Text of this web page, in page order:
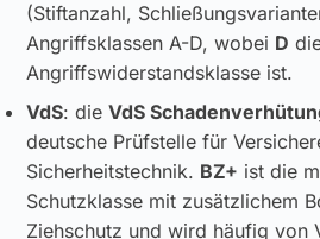
(Stiftanzahl,
Angriffsklassen A-D, wobei D
Angriffswiderstandsklasse ist.
VdS: die VdS
deutsche Prüfstelle für
Sicherheitstechnik. BZ+ ist die
Schutzklasse mit zusätzlichem
Ziehschutz und wird häufig von